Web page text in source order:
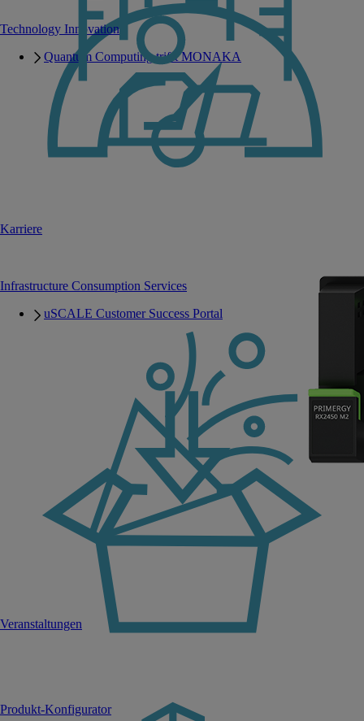
Infrastructure Consumption Services
uSCALE Customer Success Portal
Produkt-Konfigurator
Technology Innovation
Quantum Computing trifft MONAKA
Karriere
Veranstaltungen